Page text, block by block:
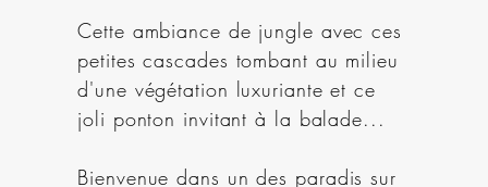
Cette ambiance de jungle avec ces
petites cascades tombant au milieu
d'une végétation luxuriante et ce
joli ponton invitant à la balade...
Bienvenue dans un des paradis sur